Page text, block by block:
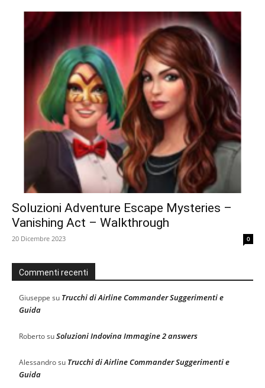
Soluzioni Adventure Escape Mysteries –
Vanishing Act – Walkthrough
20 Dicembre 2023 0
Commenti recenti
Giuseppe su Trucchi di Airline Commander Suggerimenti e
Guida
RobertosuSoluzioni Indovina Immagine 2 answers
Alessandrosu Trucchi di Airline Commander Suggerimenti e
Guida